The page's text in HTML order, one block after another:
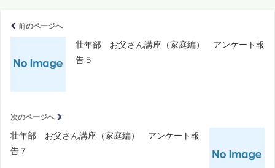
前のページへ
壮年部 お父さん講座（家庭編） アンケート報
告５
次のページへ
壮年部 お父さん講座（家庭編） アンケート報
告７